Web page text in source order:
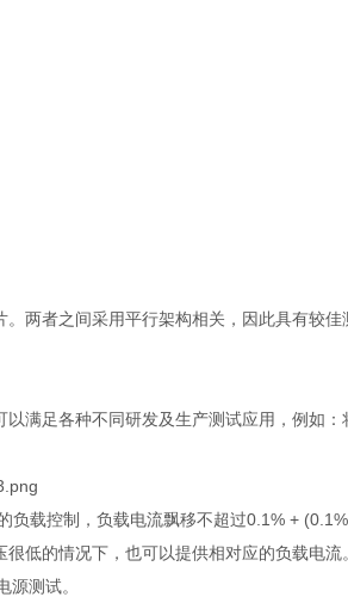
两者之间采用平行架构相关，因此具有较佳
满足各种不同研发及生产测试应用，例如：
负载控制，负载电流飘移不超过0.1% +
低的情况下，也可以提供相对应的负载电流
源测试。